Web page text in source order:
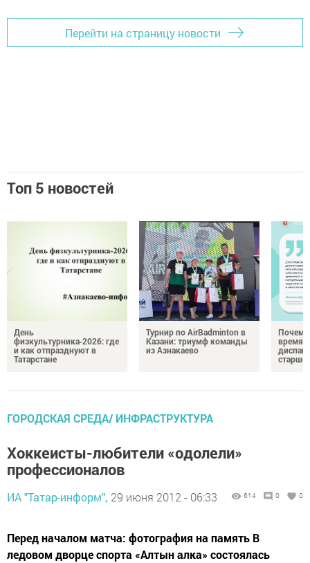
Перейти на страницу новости
Топ 5 новостей
День
физкультурника‑2026: где
и как отпразднуют в
Татарстане
Турнир по AirBadminton в
Казани: триумф команды
из Азнакаево
Почему
время
ГОРОДСКАЯ СРЕДА/ ИНФРАСТРУКТУРА
Хоккеисты-любители «одолели»
профессионалов
ИА "Татар-информ", 29 июня 2012 - 06:33 614 0 0
Перед началом матча: фотография на память В
ледовом дворце спорта «Алтын алка» состоялась